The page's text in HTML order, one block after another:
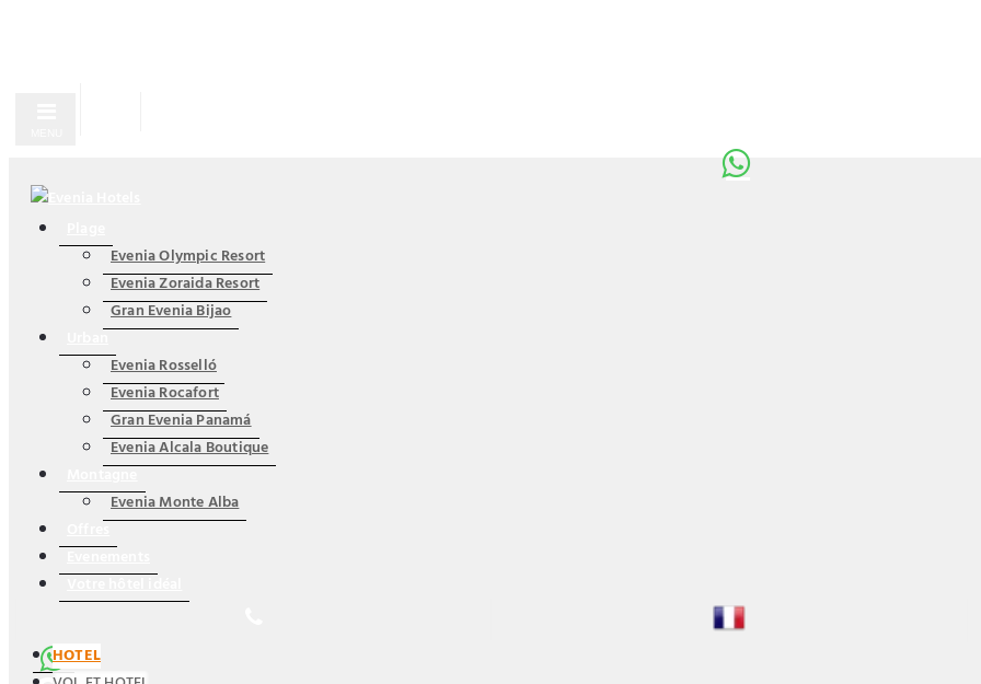
Evenia Olympic Resort
Evenia Zoraida Resort
Gran Evenia Bijao
Evenia Rosselló
Evenia Rocafort
Gran Evenia Panamá
Evenia Alcala Boutique
Evenia Monte Alba
HOTEL